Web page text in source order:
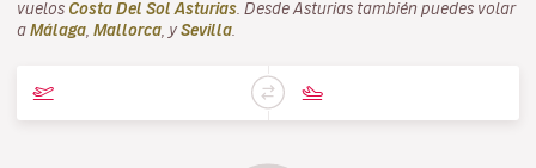
vuelos Costa Del Sol Asturias . Desde Asturias también puedes volar
a Málaga Mallorca , y Sevilla